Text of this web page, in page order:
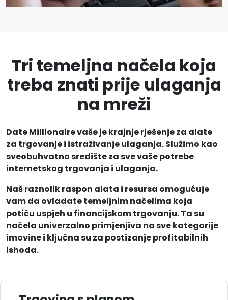
Tri temeljna načela koja
treba znati prije ulaganja
na mreži
Date Millionaire vaše je krajnje rješenje za alate
za trgovanje i istraživanje ulaganja. Služimo kao
sveobuhvatno središte za sve vaše potrebe
internetskog trgovanja i ulaganja.
Naš raznolik raspon alata i resursa omogućuje
vam da ovladate temeljnim načelima koja
potiču uspjeh u financijskom trgovanju. Ta su
načela univerzalno primjenjiva na sve kategorije
imovine i ključna su za postizanje profitabilnih
ishoda.